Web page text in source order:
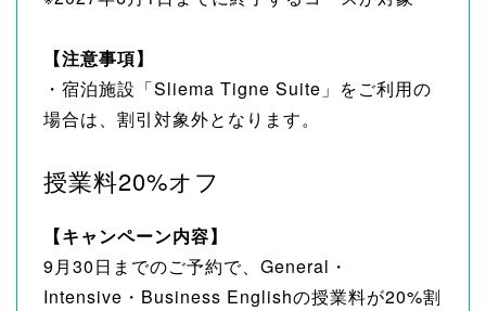
【注意事項】
・宿泊施設「Sliema Tigne Suite」をご利用の
場合は、割引対象外となります。
授業料20%オフ
【キャンペーン内容】
9月30日までのご予約で、General・
Intensive・Business Englishの授業料が20%割